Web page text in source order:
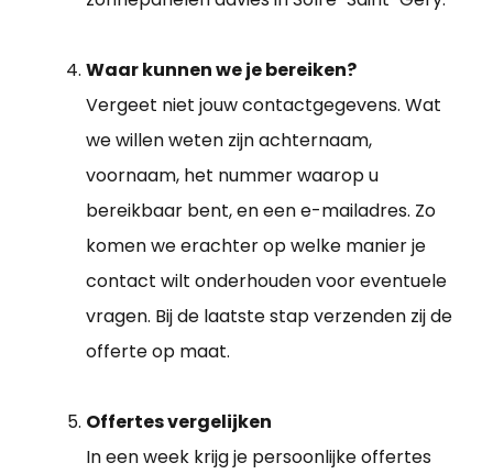
Waar kunnen we je bereiken?
Vergeet niet jouw contactgegevens. Wat
we willen weten zijn achternaam,
voornaam, het nummer waarop u
bereikbaar bent, en een e-mailadres. Zo
komen we erachter op welke manier je
contact wilt onderhouden voor eventuele
vragen. Bij de laatste stap verzenden zij de
offerte op maat.
Offertes vergelijken
In een week krijg je persoonlijke offertes